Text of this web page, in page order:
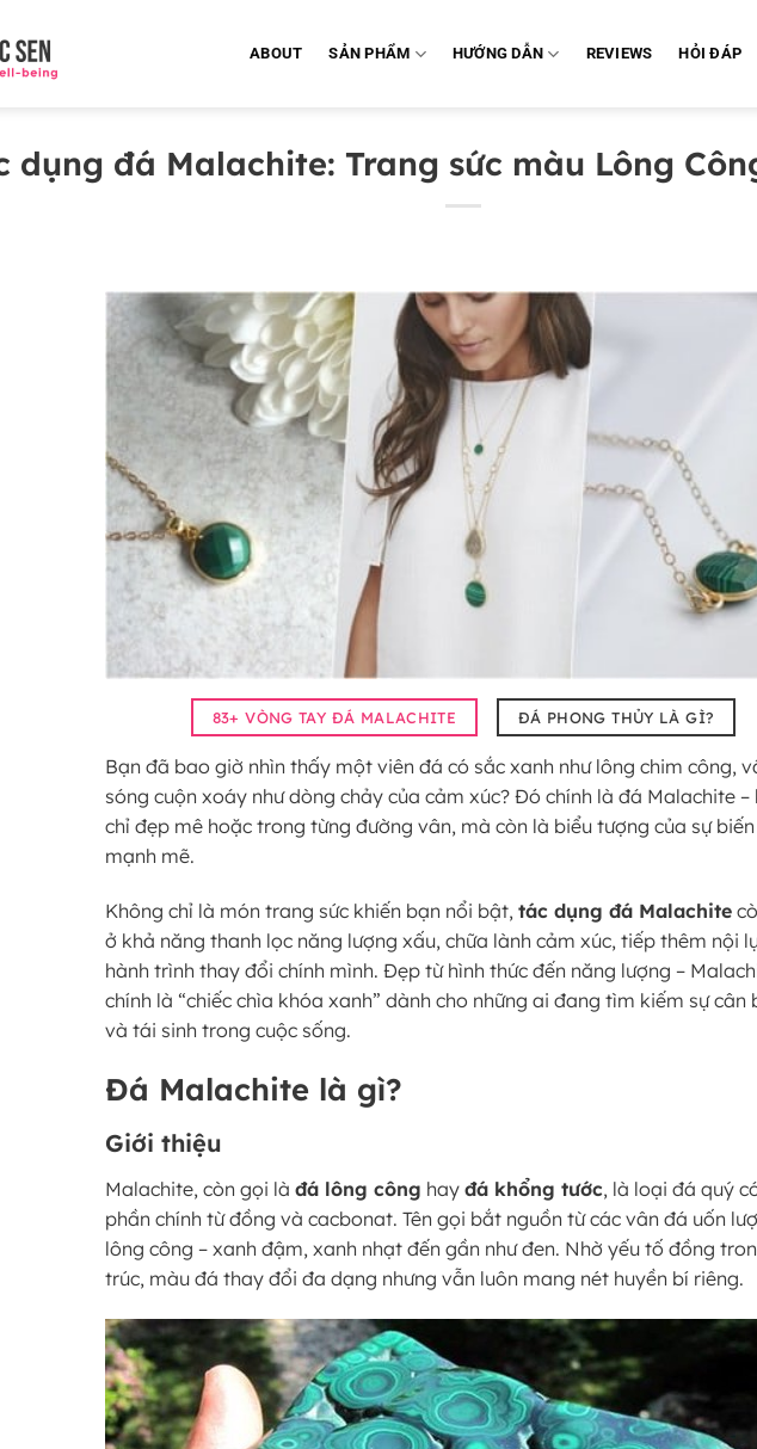
ABOUT SẢN PHẨM HƯỚNG DẪN REVIEWS HỎI ĐÁP
dụng đá Malachite: Trang sức màu Lông
83+ VÒNG TAY ĐÁ MALACHITE ĐÁ PHONG THỦY LÀ GÌ?
Bạn đã bao giờ nhìn thấy một viên đá có sắc xanh như lông chim công,
sóng cuộn xoáy như dòng chảy của cảm xúc? Đó chính là đá Malachite –
chỉ đẹp mê hoặc trong từng đường vân, mà còn là biểu tượng của sự
mạnh mẽ.
Không chỉ là món trang sức khiến bạn nổi bật, tác dụng đá Malachite
ở khả năng thanh lọc năng lượng xấu, chữa lành cảm xúc, tiếp thêm nội
hành trình thay đổi chính mình. Đẹp từ hình thức đến năng lượng –
chính là “chiếc chìa khóa xanh” dành cho những ai đang tìm kiếm sự cân
và tái sinh trong cuộc sống.
Đá Malachite là gì?
Giới thiệu
Malachite, còn gọi là đá lông công hay đá khổng tước, là loại đá quý
phần chính từ đồng và cacbonat. Tên gọi bắt nguồn từ các vân đá uốn
lông công – xanh đậm, xanh nhạt đến gần như đen. Nhờ yếu tố đồng
trúc, màu đá thay đổi đa dạng nhưng vẫn luôn mang nét huyền bí riêng.